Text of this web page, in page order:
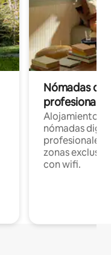
Nómadas
Alojamientos
nómadas
profesionales
zonas
con wifi.